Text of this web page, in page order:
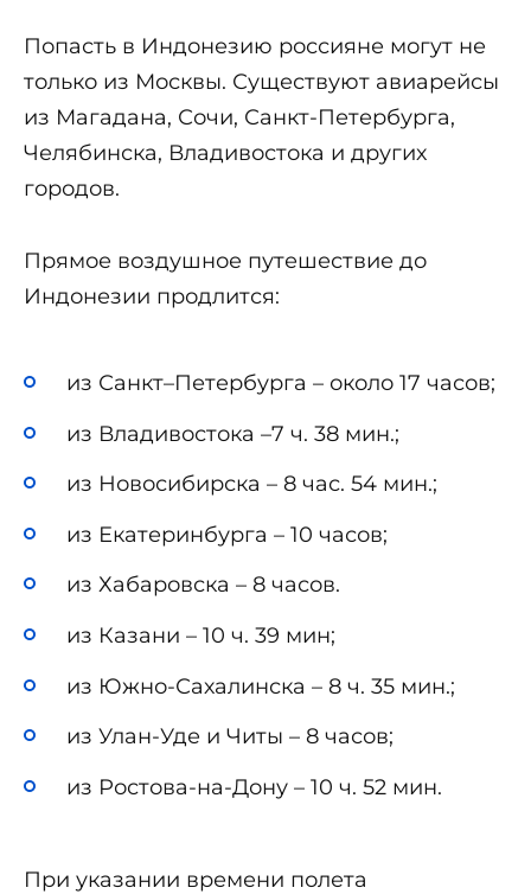
Попасть в Индонезию россияне могут не
только из Москвы. Существуют авиарейсы
из Магадана, Сочи, Санкт-Петербурга,
Челябинска, Владивостока и других
городов.
Прямое воздушное путешествие до
Индонезии продлится:
из Санкт–Петербурга – около 17 часов;
из Владивостока –7 ч. 38 мин.;
из Новосибирска – 8 час. 54 мин.;
из Екатеринбурга – 10 часов;
из Хабаровска – 8 часов.
из Казани – 10 ч. 39 мин;
из Южно-Сахалинска – 8 ч. 35 мин.;
из Улан-Уде и Читы – 8 часов;
из Ростова-на-Дону – 10 ч. 52 мин.
При указании времени полета